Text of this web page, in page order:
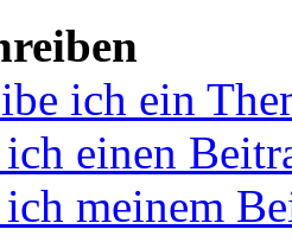
ich ein
einen
meinem